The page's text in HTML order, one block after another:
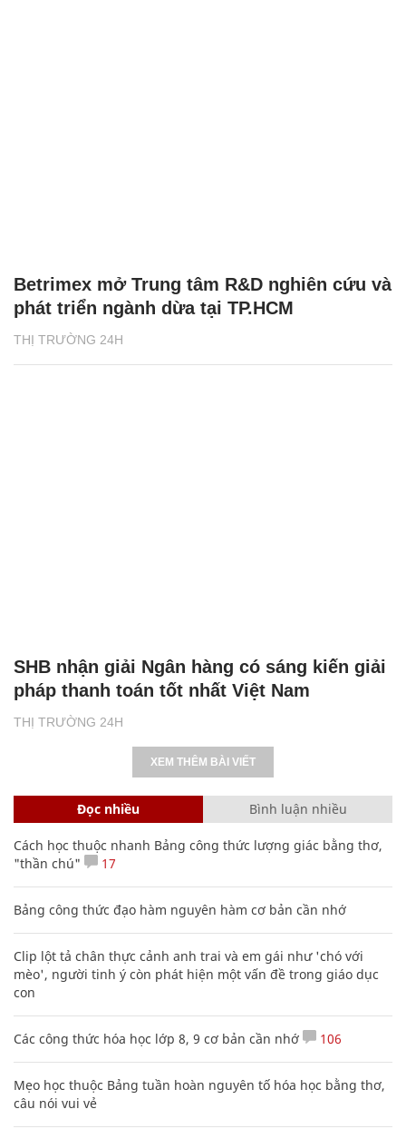
THỊ TRƯỜNG 24H
Betrimex mở Trung tâm R&D nghiên cứu và
phát triển ngành dừa tại TP.HCM
THỊ TRƯỜNG 24H
SHB nhận giải Ngân hàng có sáng kiến giải
pháp thanh toán tốt nhất Việt Nam
XEM THÊM BÀI VIẾT
Đọc nhiều Bình luận nhiều
Cách học thuộc nhanh Bảng công thức lượng giác bằng thơ,
"thần chú"
17
Bảng công thức đạo hàm nguyên hàm cơ bản cần nhớ
Clip lột tả chân thực cảnh anh trai và em gái như 'chó với
mèo', người tinh ý còn phát hiện một vấn đề trong giáo dục
con
Các công thức hóa học lớp 8, 9 cơ bản cần nhớ 106
Mẹo học thuộc Bảng tuần hoàn nguyên tố hóa học bằng thơ,
câu nói vui vẻ